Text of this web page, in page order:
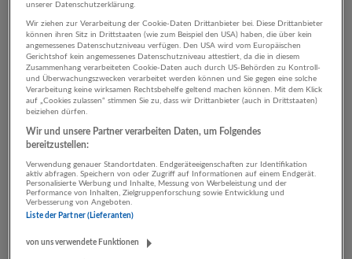
1 Handwerk Verlagswesen
Unternehmen
unserer Datenschutzerklärung.
Wir ziehen zur Verarbeitung der Cookie-Daten Drittanbieter bei. Diese Drittanbieter
können ihren Sitz in Drittstaaten (wie zum Beispiel den USA) haben, die über kein
angemessenes Datenschutzniveau verfügen. Den USA wird vom Europäischen
Gerichtshof kein angemessenes Datenschutzniveau attestiert, da die in diesem
Zusammenhang verarbeiteten Cookie-Daten auch durch US-Behörden zu Kontroll-
und Überwachungszwecken verarbeitet werden können und Sie gegen eine solche
Verarbeitung keine wirksamen Rechtsbehelfe geltend machen können. Mit dem Klick
auf „Cookies zulassen“ stimmen Sie zu, dass wir Drittanbieter (auch in Drittstaaten)
beiziehen dürfen.
Wir und unsere Partner verarbeiten Daten, um Folgendes
bereitzustellen:
Verwendung genauer Standortdaten. Endgeräteeigenschaften zur Identifikation
aktiv abfragen. Speichern von oder Zugriff auf Informationen auf einem Endgerät.
Personalisierte Werbung und Inhalte, Messung von Werbeleistung und der
Performance von Inhalten, Zielgruppenforschung sowie Entwicklung und
Verbesserung von Angeboten.
Liste der Partner (Lieferanten)
von uns verwendete Funktionen